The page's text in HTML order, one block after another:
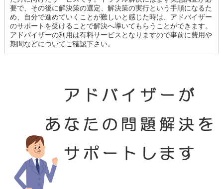
要で、その後に解決策の選定、解決策の実行という手順になるた
め、自分で進めていくことが難しいと感じた時は、アドバイザー
のサポートを受けることで解決へ導いてもらうことができます。
アドバイザーの利用は有料サービスとなりますので事前に費用や
期間などについてご確認下さい。